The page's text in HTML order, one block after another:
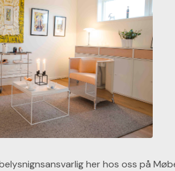
her hos oss på